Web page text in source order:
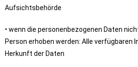
Aufsichtsbehörde
• wenn die personenbezogenen Daten
Person erhoben werden: Alle verfügbaren
Herkunft der Daten